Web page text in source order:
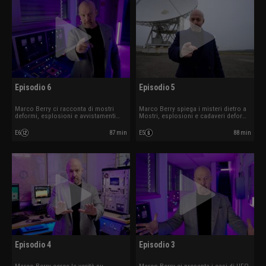
Episodio 6
Marco Berry ci racconta di mostri
deformi, esplosioni e avvistamenti
E6 87 min
Episodio 5
Marco Berry spiega i misteri dietro a
Mostri, esplosioni e cadaveri deformi.
E5 88 min
Episodio 4 Episodio 3